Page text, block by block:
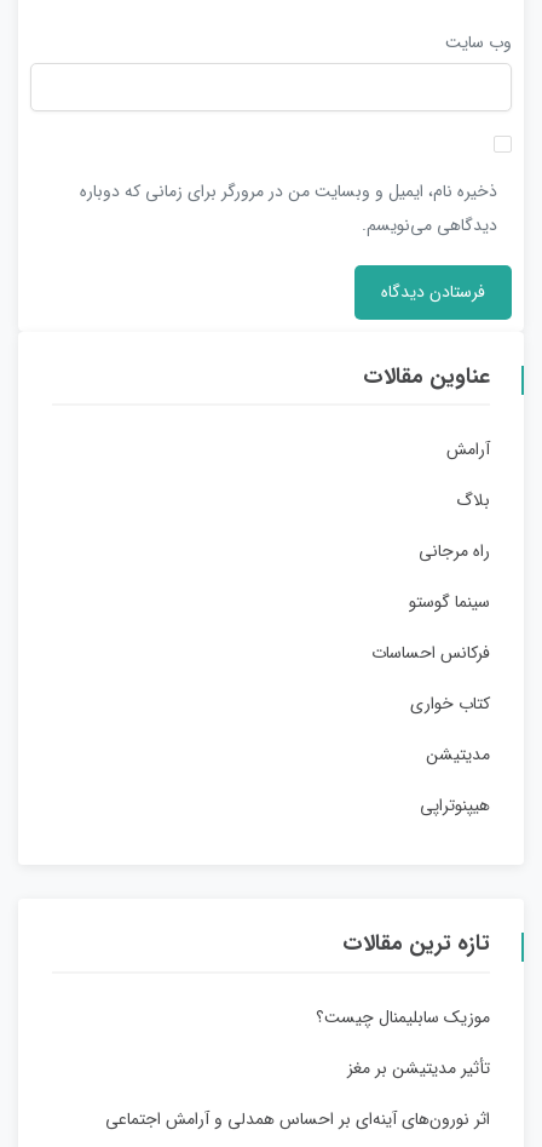
وب‌ سایت
ذخیره نام، ایمیل و وبسایت من در مرورگر برای زمانی که دوباره
دیدگاهی می‌نویسم.
عناوین مقالات
آرامش
بلاگ
راه مرجانی
سینما گوستو
فرکانس احساسات
کتاب خواری
مدیتیشن
هیپنوتراپی
تازه ترین مقالات
موزیک سابلیمنال چیست؟
تأثیر مدیتیشن بر مغز
اثر نورون‌های آینه‌ای بر احساس همدلی و آرامش اجتماعی